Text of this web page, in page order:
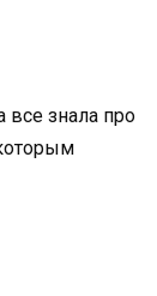
все знала про